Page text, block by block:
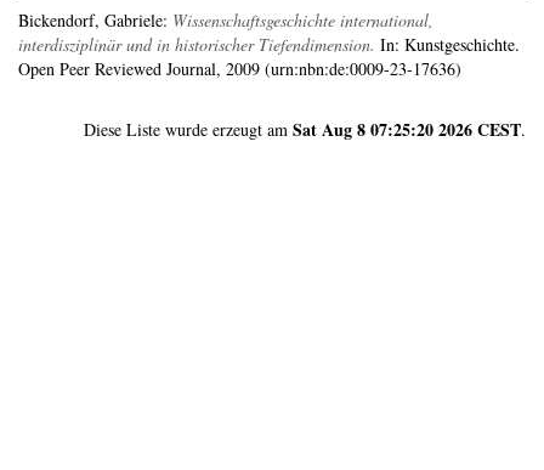
Bickendorf, Gabriele: Wissenschaftsgeschichte international,
interdisziplinär und in historischer Tiefendimension. In: Kunstgeschichte.
Open Peer Reviewed Journal, 2009 (urn:nbn:de:0009-23-17636)
Diese Liste wurde erzeugt am Sat Aug 8 07:25:20 2026 CEST.